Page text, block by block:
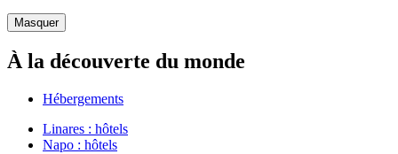
Masquer
À la découverte du monde
Hébergements
Linares : hôtels
Napo : hôtels